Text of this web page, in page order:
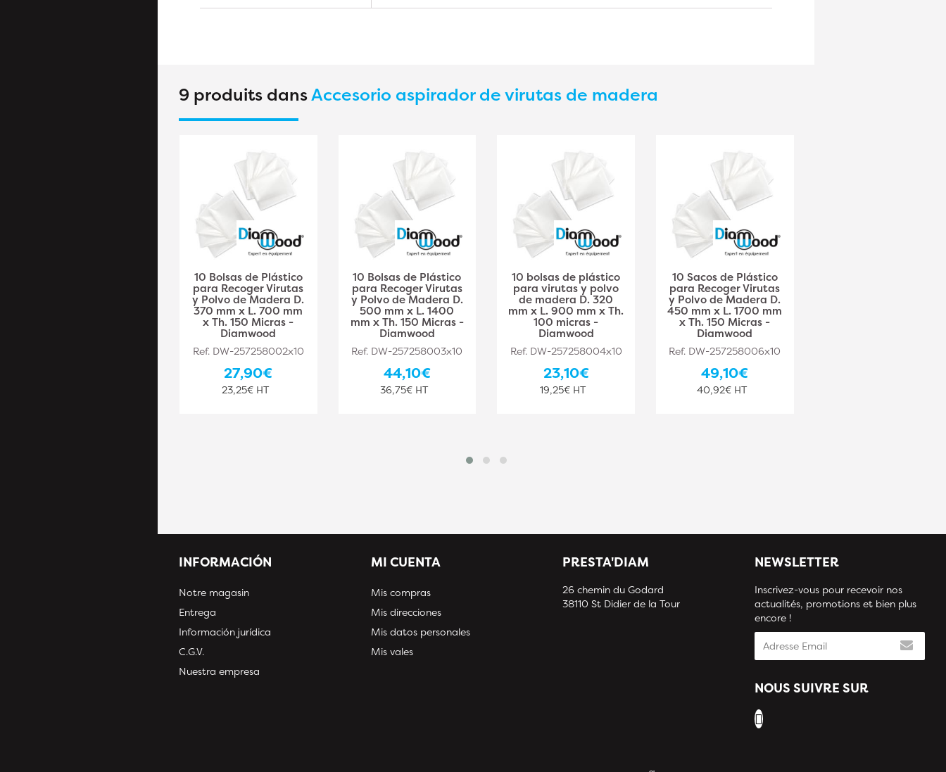
9 produits dansAccesorio aspirador de virutas de madera
10 Bolsas de Plástico
para Recoger Virutas
y Polvo de Madera D.
370 mm x L. 700 mm
x Th. 150 Micras -
Diamwood
Ref. DW-257258002x10
27,90€
23,25€ HT
10 Bolsas de Plástico
para Recoger Virutas
y Polvo de Madera D.
500 mm x L. 1400
mm x Th. 150 Micras -
Diamwood
Ref. DW-257258003x10
44,10€
36,75€ HT
10 bolsas de plástico
para virutas y polvo
de madera D. 320
mm x L. 900 mm x Th.
100 micras -
Diamwood
Ref. DW-257258004x10
23,10€
19,25€ HT
10 Sacos de Plástico
para Recoger Virutas
y Polvo de Madera D.
450 mm x L. 1700 mm
x Th. 150 Micras -
Diamwood
Ref. DW-257258006x10
49,10€
40,92€ HT
INFORMACIÓN
Notre magasin
Entrega
Información jurídica
C.G.V.
Nuestra empresa
MI CUENTA
Mis compras
Mis direcciones
Mis datos personales
Mis vales
PRESTA'DIAM
26 chemin du Godard
38110 St Didier de la Tour
NEWSLETTER
Inscrivez-vous pour recevoir nos
actualités, promotions et bien plus
encore !
NOUS SUIVRE SUR